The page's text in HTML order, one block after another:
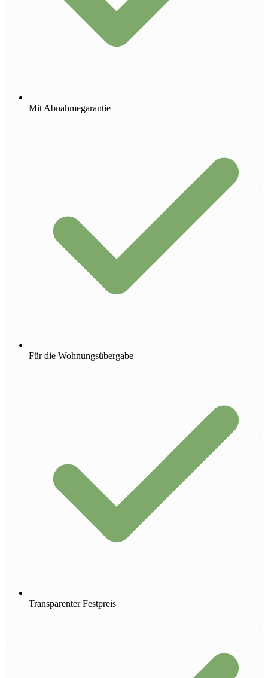
Mit Abnahmegarantie
Für die Wohnungsübergabe
Transparenter Festpreis